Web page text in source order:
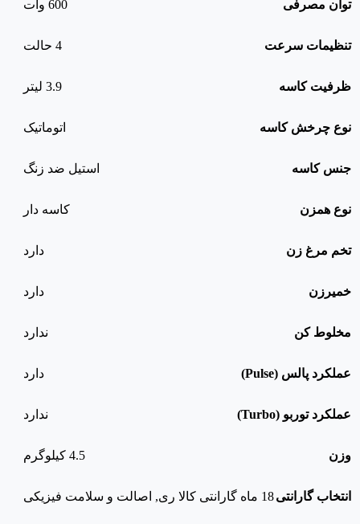
توان مصرفی 600 وات
تنظیمات سرعت 4 حالت
ظرفیت کاسه 3.9 لیتر
نوع چرخش کاسه اتوماتیک
جنس کاسه استیل ضد زنگ
نوع همزن کاسه دار
تخم مرغ زن دارد
خمیرزن دارد
مخلوط کن ندارد
عملکرد پالس (Pulse) دارد
عملکرد توربو (Turbo) ندارد
وزن 4.5 کیلوگرم
انتخاب گارانتی18 ماه گارانتی کالا ری , اصالت و سلامت فیزیکی